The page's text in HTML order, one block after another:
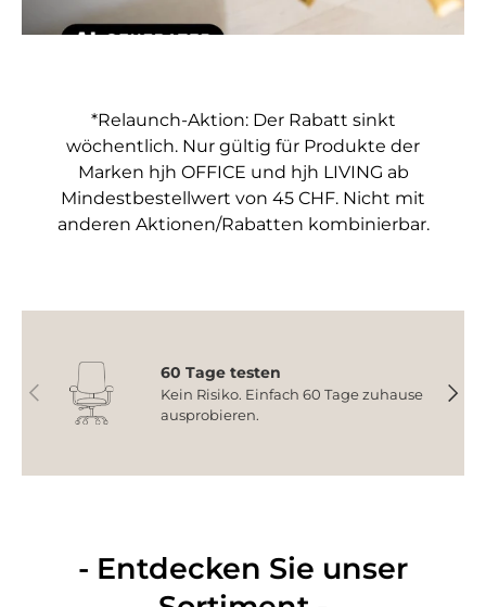
*Relaunch-Aktion: Der Rabatt sinkt
wöchentlich. Nur gültig für Produkte der
Marken hjh OFFICE und hjh LIVING ab
Mindestbestellwert von 45 CHF. Nicht mit
anderen Aktionen/Rabatten kombinierbar.
Vorherige
60 Tage testen
Kein Risiko. Einfach 60 Tage zuhause
ausprobieren.
- Entdecken Sie unser